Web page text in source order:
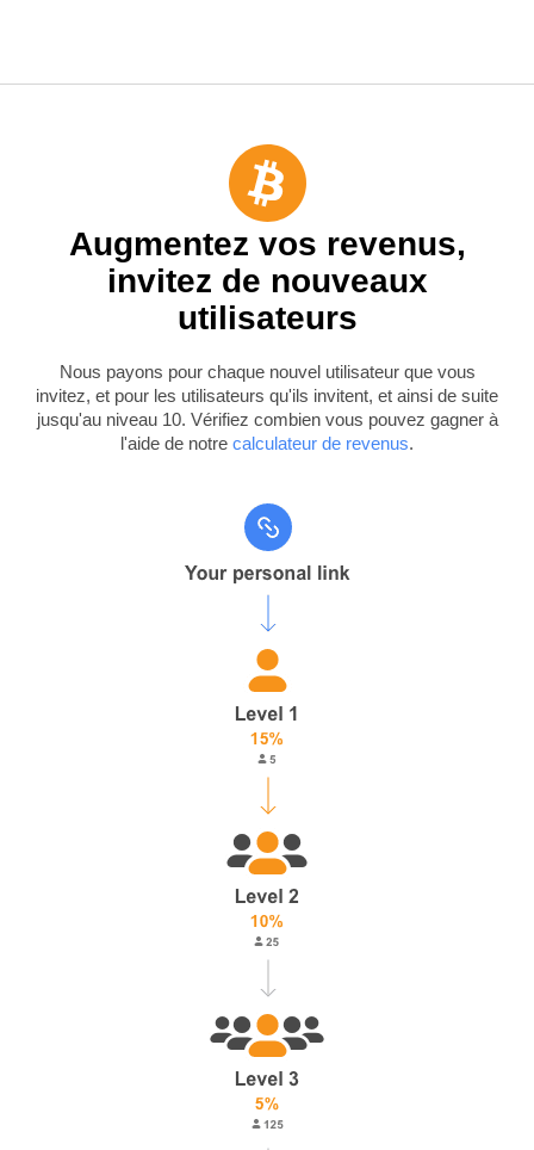
Augmentez vos revenus,
invitez de nouveaux
utilisateurs
Nous payons pour chaque nouvel utilisateur que vous
invitez, et pour les utilisateurs qu'ils invitent, et ainsi de suite
jusqu'au niveau 10. Vérifiez combien vous pouvez gagner à
l'aide de notre calculateur de revenus.